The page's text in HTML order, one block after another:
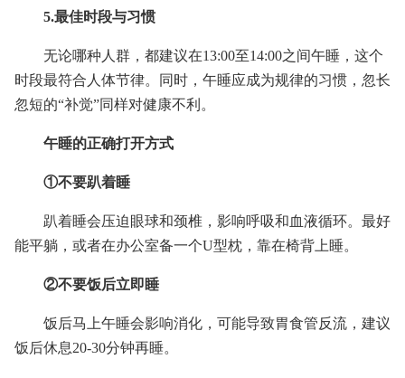
5.最佳时段与习惯
无论哪种人群，都建议在13:00至14:00之间午睡，这个
时段最符合人体节律。同时，午睡应成为规律的习惯，忽长
忽短的“补觉”同样对健康不利。
午睡的正确打开方式
①不要趴着睡
趴着睡会压迫眼球和颈椎，影响呼吸和血液循环。最好
能平躺，或者在办公室备一个U型枕，靠在椅背上睡。
②不要饭后立即睡
饭后马上午睡会影响消化，可能导致胃食管反流，建议
饭后休息20-30分钟再睡。